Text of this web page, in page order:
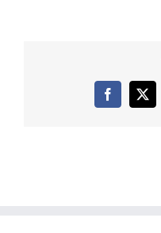
Facebook
X